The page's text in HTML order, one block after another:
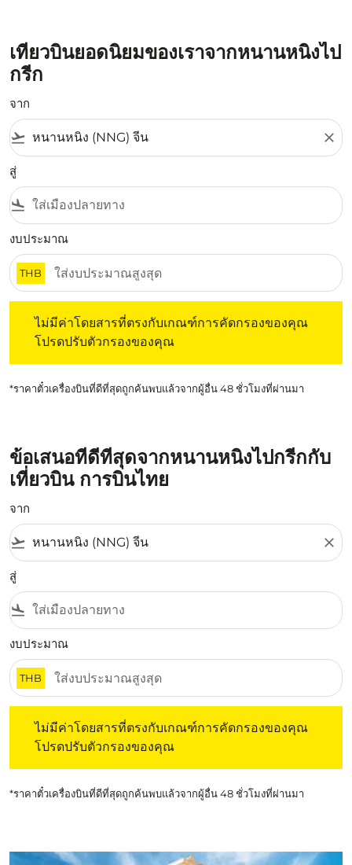
เที่ยวบินยอดนิยมของเราจากหนานหนิงไป
กรีก
จาก
flight_takeoff close
สู่
flight_land
งบประมาณ
THB
ไม่มีค่าโดยสารที่ตรงกับเกณฑ์การคัดกรองของคุณ
โปรดปรับตัวกรองของคุณ
*ราคาตั๋วเครื่องบินที่ดีที่สุดถูกค้นพบแล้วจากผู้อื่น 48 ชั่วโมงที่ผ่านมา
ข้อเสนอที่ดีที่สุดจากหนานหนิงไปกรีกกับ
เที่ยวบิน การบินไทย
จาก
flight_takeoff close
สู่
flight_land
งบประมาณ
THB
ไม่มีค่าโดยสารที่ตรงกับเกณฑ์การคัดกรองของคุณ
โปรดปรับตัวกรองของคุณ
*ราคาตั๋วเครื่องบินที่ดีที่สุดถูกค้นพบแล้วจากผู้อื่น 48 ชั่วโมงที่ผ่านมา